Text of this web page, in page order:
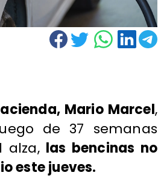
Mario Marcel,
de 37 semanas
alza, las bencinas no
este jueves.